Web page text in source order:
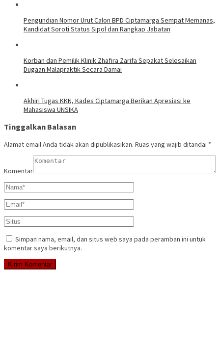
Pengundian Nomor Urut Calon BPD Ciptamarga Sempat Memanas,
Kandidat Soroti Status Sipol dan Rangkap Jabatan
Korban dan Pemilik Klinik Zhafira Zarifa Sepakat Selesaikan
Dugaan Malapraktik Secara Damai
Akhiri Tugas KKN, Kades Ciptamarga Berikan Apresiasi ke
Mahasiswa UNSIKA
Tinggalkan Balasan
Alamat email Anda tidak akan dipublikasikan. Ruas yang wajib ditandai *
Komentar
Simpan nama, email, dan situs web saya pada peramban ini untuk
komentar saya berikutnya.